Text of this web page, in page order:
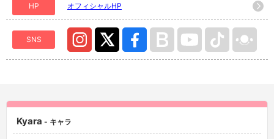
HP オフィシャルHP
SNS
Kyara - キャラ